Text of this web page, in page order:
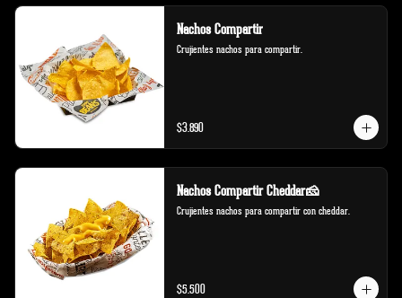
Nachos Compartir
Crujientes nachos para compartir.
$3.890
Nachos Compartir Cheddar🧀
Crujientes nachos para compartir con cheddar.
$5.500